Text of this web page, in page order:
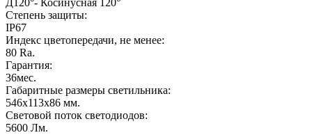
Д120°- Косинусная 120°
Степень защиты:
IP67
Индекс цветопередачи, не менее:
80 Ra.
Гарантия:
36мес.
Габаритные размеры светильника:
546х113х86 мм.
Световой поток светодиодов:
5600 Лм.